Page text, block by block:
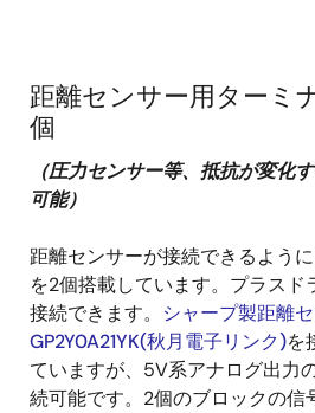
距離センサー用ターミ
個
（圧力センサー等、抵抗が変化
可能）
距離センサーが接続できるよう
を2個搭載しています。プラスド
接続できます。 シャープ製距離
GP2Y0A21YK(秋月電子リンク)を
ていますが、5V系アナログ出力
続可能です。2個のブロックの信